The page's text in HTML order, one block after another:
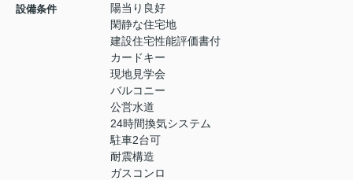
設備条件
陽当り良好
閑静な住宅地
建設住宅性能評価書付
カードキー
現地見学会
バルコニー
公営水道
24時間換気システム
駐車2台可
耐震構造
ガスコンロ